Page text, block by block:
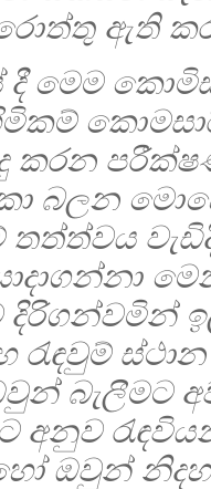
ඇති
දී මෙම
කරන
බලන
තත්ත්වය
දිරිගන්වමින්
රැඳවුම්
බැලීමට
අනුව
ඔවුන්